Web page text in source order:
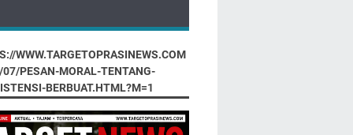
WWW.TARGETOPRASINEWS.COM
PESAN-MORAL-TENTANG-
BERBUAT.HTML?M=1